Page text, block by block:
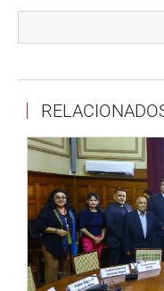
Universidad Nacional
publicación de los
Agregó que un
tiempo y el espacio
modificado, es
transformación de
“Hay que refrendar y
generaciones. Hoy
sino también